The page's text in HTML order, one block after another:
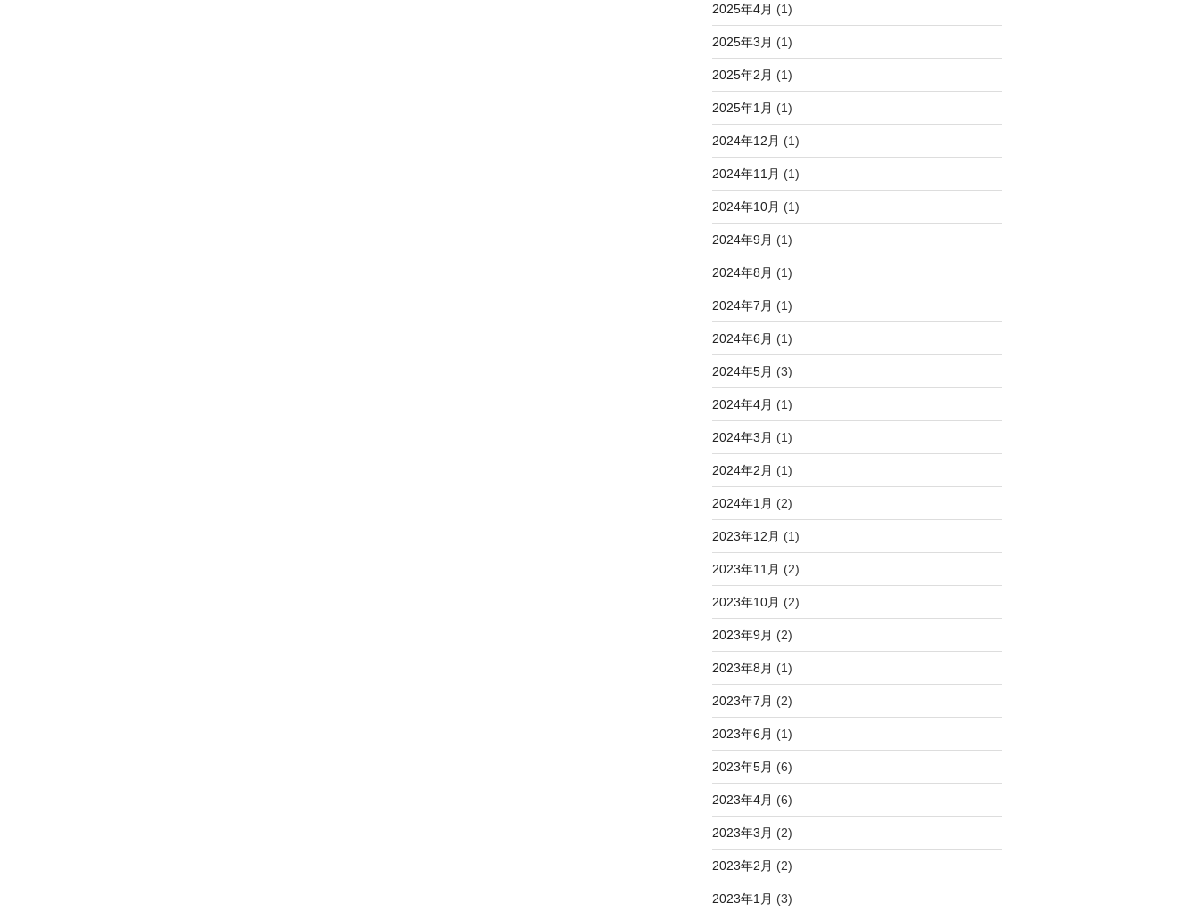
2025年4月 (1)
2025年3月 (1)
2025年2月 (1)
2025年1月 (1)
2024年12月 (1)
2024年11月 (1)
2024年10月 (1)
2024年9月 (1)
2024年8月 (1)
2024年7月 (1)
2024年6月 (1)
2024年5月 (3)
2024年4月 (1)
2024年3月 (1)
2024年2月 (1)
2024年1月 (2)
2023年12月 (1)
2023年11月 (2)
2023年10月 (2)
2023年9月 (2)
2023年8月 (1)
2023年7月 (2)
2023年6月 (1)
2023年5月 (6)
2023年4月 (6)
2023年3月 (2)
2023年2月 (2)
2023年1月 (3)